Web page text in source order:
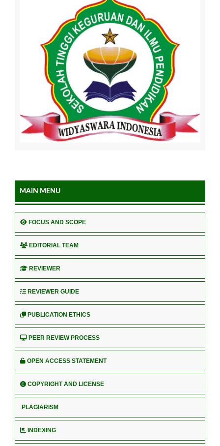
MAIN MENU
FOCUS AND SCOPE
EDITORIAL TEAM
REVIEWER
REVIEWER GUIDE
PUBLICATION ETHICS
PEER REVIEW PROCESS
OPEN ACCESS STATEMENT
COPYRIGHT AND LICENSE
PLAGIARISM
INDEXING